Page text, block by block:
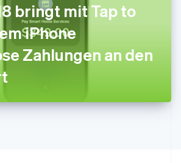
bringt mit Tap to
iPhone
Zahlungen an den
English